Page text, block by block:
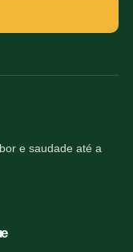
e saudade até a